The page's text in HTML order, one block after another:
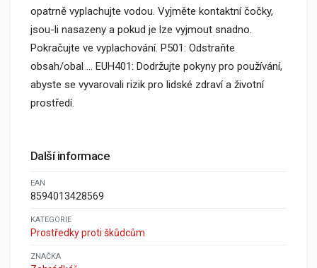
opatrně vyplachujte vodou. Vyjměte kontaktní čočky,
jsou-li nasazeny a pokud je lze vyjmout snadno.
Pokračujte ve vyplachování. P501: Odstraňte
obsah/obal … EUH401: Dodržujte pokyny pro používání,
abyste se vyvarovali rizik pro lidské zdraví a životní
prostředí.
Další informace
EAN
8594013428569
KATEGORIE
Prostředky proti škůdcům
ZNAČKA